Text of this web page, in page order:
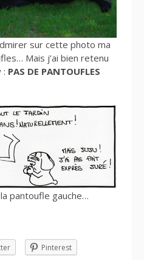
sur cette photo ma
Mais j’ai bien retenu
: PAS DE PANTOUFLES
pantoufle gauche…
Pinterest